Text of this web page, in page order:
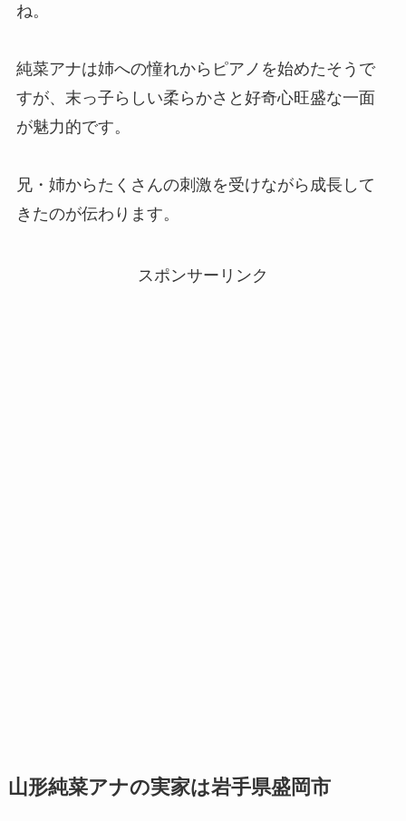
ね。
純菜アナは姉への憧れからピアノを始めたそうで
すが、末っ子らしい柔らかさと好奇心旺盛な一面
が魅力的です。
兄・姉からたくさんの刺激を受けながら成長して
きたのが伝わります。
スポンサーリンク
山形純菜アナの実家は岩手県盛岡市